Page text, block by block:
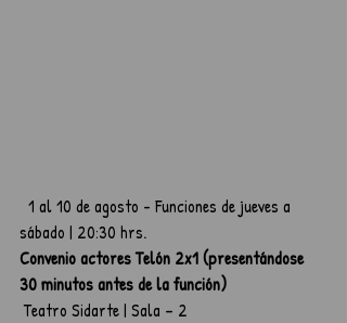
sábado | 20:30 hrs.
Convenio actores Telón 2x1 (presentándose
30 minutos antes de la función)
Teatro Sidarte | Sala – 2